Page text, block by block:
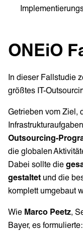
ONEiO
In dieser Fallstudie
größtes IT-
Getrieben vom Ziel,
Outsourcing-
die globalen
Dabei sollte die
gestaltet und die
komplett umgebaut
Wie Marco Peetz,
Bayer, es formulierte: